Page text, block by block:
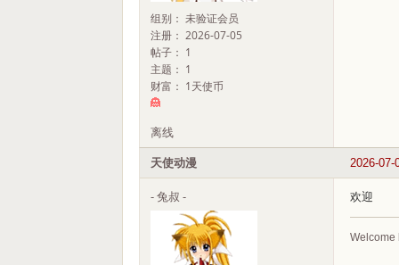
组别： 未验证会员
注册： 2026-07-05
帖子： 1
主题： 1
财富： 1天使币
离线
2026-07-
天使动漫
- 兔叔 - 欢迎
Welcome